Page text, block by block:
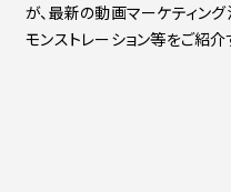
が、最新の動画マーケティン
モンストレーション等をご紹介